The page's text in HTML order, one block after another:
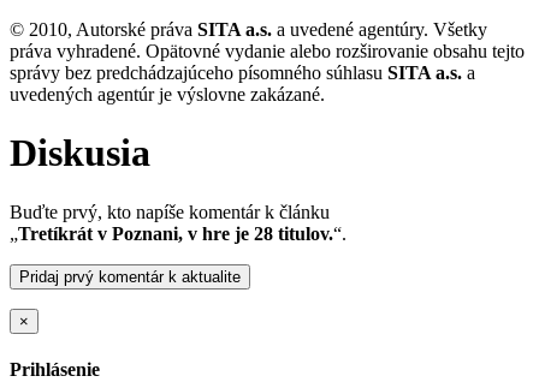
© 2010, Autorské práva SITA a.s. a uvedené agentúry. Všetky
práva vyhradené. Opätovné vydanie alebo rozširovanie obsahu tejto
správy bez predchádzajúceho písomného súhlasu SITA a.s. a
uvedených agentúr je výslovne zakázané.
Diskusia
Buďte prvý, kto napíše komentár k článku
„Tretíkrát v Poznani, v hre je 28 titulov.“.
Pridaj prvý komentár k aktualite
×
Prihlásenie